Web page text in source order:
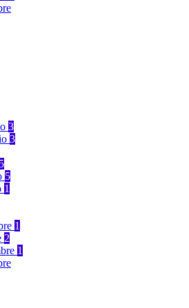
3
3
5
5
1
1
2
1